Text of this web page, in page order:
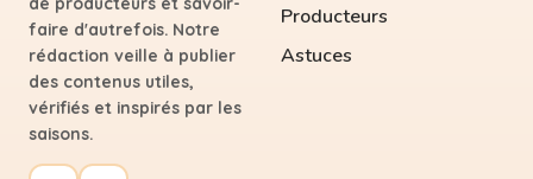
faire d'autrefois. Notre
rédaction veille à publier
des contenus utiles,
vérifiés et inspirés par les
saisons.
Producteurs
Astuces